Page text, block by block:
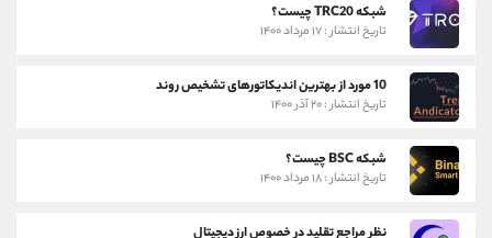
شبکه TRC20 چیست؟
تاریخ انتشار : ۱۷ مرداد ۱۴۰۰
10 مورد از بهترین اندیکاتورهای تشخیص روند
تاریخ انتشار : ۲۰ آذر ۱۴۰۰
شبکه BSC چیست؟
تاریخ انتشار : ۱۸ مرداد ۱۴۰۰
نظر مراجع تقلید در خصوص ارز دیجیتال